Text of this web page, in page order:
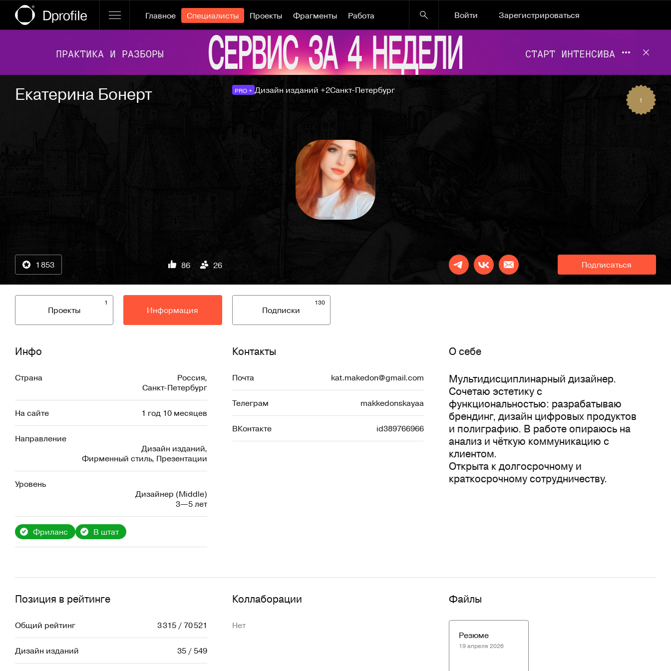
Главное Специалисты Проекты Фрагменты Работа Войти
Зарегистрироваться
Екатерина Бонерт PRO + Дизайн изданий +2Санкт-Петербург
1
1 853 86 26 Подписаться
1
Проекты Информация
130
Подписки
Инфо
Страна Россия,
Санкт-Петербург
На сайте 1 год 10 месяцев
Направление
Дизайн изданий,
Фирменный стиль, Презентации
Уровень
Дизайнер (Middle)
3—5 лет
Фриланс В штат
Контакты
Почта kat.makedon@gmail.com
Телеграм makkedonskayaa
ВКонтакте id389766966
O себе
Мультидисциплинарный дизайнер.
Сочетаю эстетику с
функциональностью: разрабатываю
брендинг, дизайн цифровых продуктов
и полиграфию. В работе опираюсь на
анализ и чёткую коммуникацию с
клиентом.
Открыта к долгосрочному и
краткосрочному сотрудничеству.
Позиция в рейтинге
Общий рейтинг 3 315 / 70 521
Дизайн изданий 35 / 549
Коллаборации
Нет
Файлы
Резюме
19 апреля 2026